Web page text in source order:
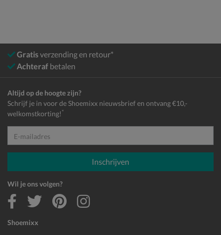
Gratisverzending en retour*
Achteraf betalen
Shoemixx
Altijd op de hoogte zijn?
Schrijf je in voor de Shoemixx nieuwsbrief en ontvang €10,-
welkomstkorting! *
E-mailadres
Inschrijven
Wil je ons volgen?